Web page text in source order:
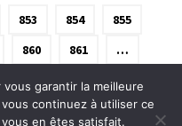
853 854
855
860 861
…
garantir la meilleure
continuez à utiliser ce
en êtes satisfait.